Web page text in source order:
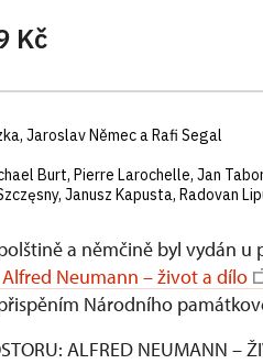
Kč
Jaroslav Němec a Rafi Segal
Burt, Pierre Larochelle, Jan
Janusz Kapusta, Radovan
a němčině byl vydán u
Neumann – život a dílo
Národního
ALFRED NEUMANN –